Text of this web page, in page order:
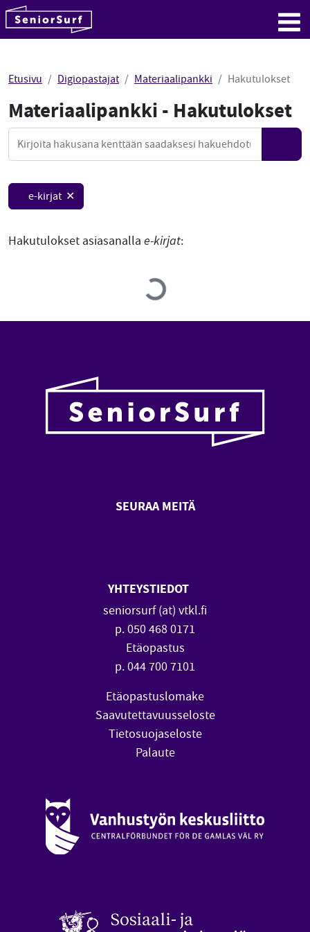
Hyppää sisältöön
Etusivu Digiopastajat Materiaalipankki Hakutulokset
Materiaalipankki - Hakutulokset
Haku
Hae
e-kirjat ✕
Hakutulokset asiasanalla e-kirjat:
Loading...
SEURAA MEITÄ
YHTEYSTIEDOT
seniorsurf (at) vtkl.fi
p. 050 468 0171
Etäopastus
p. 044 700 7101
Etäopastuslomake
Saavutettavuusseloste
Tietosuojaseloste
Palaute